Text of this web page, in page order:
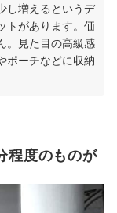
し増えるというデ
トがあります。価
。見た目の高級感
ポーチなどに収納
程度のものが